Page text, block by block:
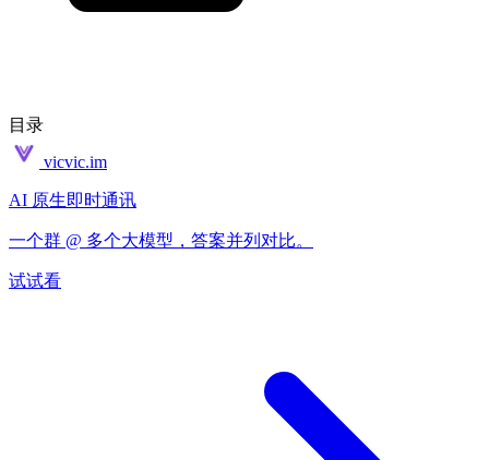
目录
vicvic.im
AI 原生即时通讯
一个群 @ 多个大模型，答案并列对比。
试试看